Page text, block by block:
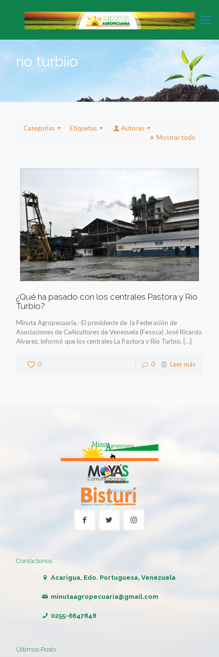
rio turbiio
Categorias Etiquetas
Autores
Mostrar todo
¿Qué ha pasado con los centrales Pastora y Río
Turbio?
Minuta Agropecuaria.- El presidente de la Federación de
Asociaciones de Cañicultores de Venezuela (Fesoca) José Ricardo
Alvarez, informó que los centrales La Pastora y Río Turbio, […]
0 0 Leer más
Contáctenos
Acarigua, Edo. Portuguesa, Venezuela
minutaagropecuaria@gmail.com
0255-6647848
Últimos Posts